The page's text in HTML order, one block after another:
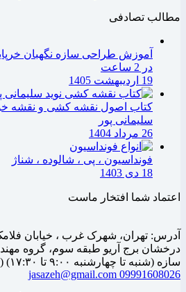
مطالب تصادفی
در 2 ساعت
19 اردیبهشت 1405
کتاب اصول نقشه کشی و نقشه
سلیمانی پور
26 مرداد 1404
فونداسیون ، پی ، شالوده ، شناژ
18 دی 1403
اعتماد شما افتخار ماست
آدرس: تهران، شهرک غرب ، خیابان
درخشان برج آریو طبقه سوم، گروه
سازه (شنبه تا چهارشنبه ۹:۰۰ تا ۱۷:۳۰) (پنج شنبه ۹:۰۰ تا ۱۲:۳۰)
09991608026
jasazeh@gmail.com